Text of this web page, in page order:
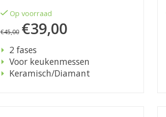
Op voorraad
€45,00 €39,00
2 fases
Voor keukenmessen
Keramisch/Diamant